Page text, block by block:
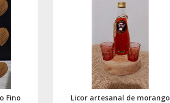
Fino Licor artesanal de morango